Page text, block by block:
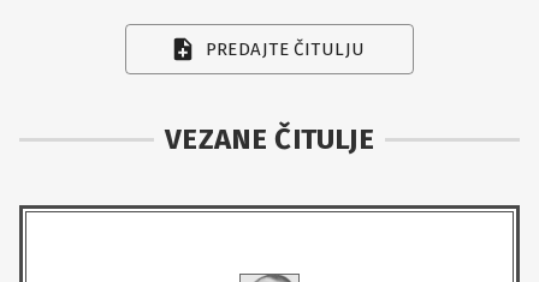
PREDAJTE ČITULJU
VEZANE ČITULJE